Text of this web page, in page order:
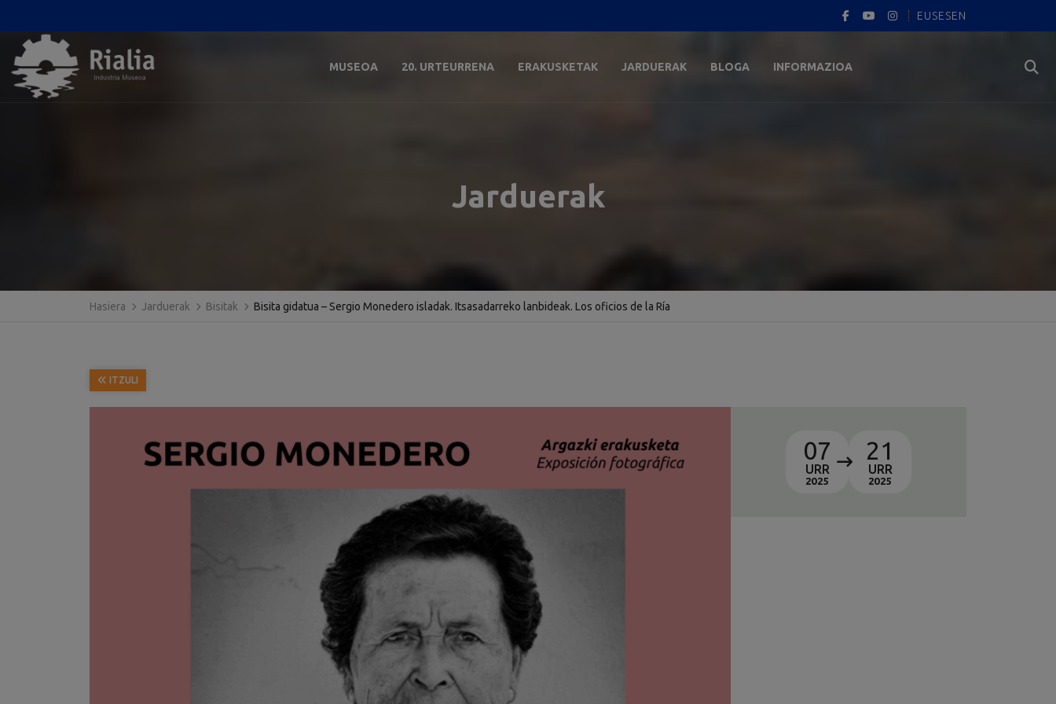
EUSESEN
MUSEOA 20. URTEURRENA ERAKUSKETAK JARDUERAK BLOGA INFORMAZIOA
Jarduerak
Hasiera Jarduerak Bisitak Bisita gidatua – Sergio Monedero isladak. Itsasadarreko lanbideak. Los oficios de la Ría
ITZULI
07
URR
2025
21
URR
2025